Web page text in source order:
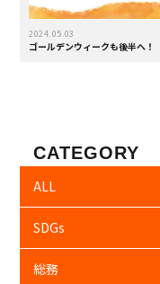
2024.05.03
ゴールデンウィークも後半へ！
CATEGORY
ALL
SDGs
総務